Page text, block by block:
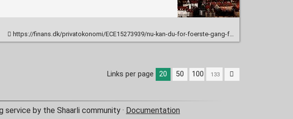
https://finans.dk/privatokonomi/ECE15273939/nu-kan-du-for-foerste-gang-forsikre-en-af-familiens-stoerste-udgiftsposter/
Links per page 20 50 100
service by the Shaarli community · Documentation